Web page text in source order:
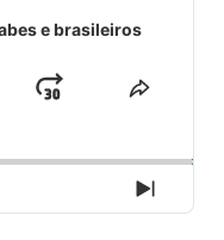
e brasileiros
JUMP
NEXT